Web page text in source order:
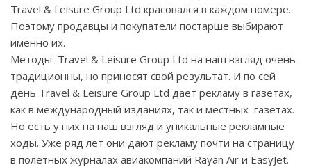
Travel & Leisure Group Ltd красовался в каждом номере.
Поэтому продавцы и покупатели постарше выбирают
именно их.
Методы Travel & Leisure Group Ltd на наш взгляд очень
традиционны, но приносят свой результат. И по сей
день Travel & Leisure Group Ltd дает рекламу в газетах,
как в международный изданиях, так и местных газетах.
Но есть у них на наш взгляд и уникальные рекламные
ходы. Уже ряд лет они дают рекламу почти на страницу
в полётных журналах авиакомпаний Rayan Air и EasyJet.